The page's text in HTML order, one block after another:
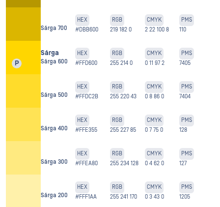
Sárga 700
HEX
#DBB600
RGB
219 182 0
CMYK
2 22 100 8
PMS
110
P
Sárga
Sárga 600
HEX
#FFD600
RGB
255 214 0
CMYK
0 11 97 2
PMS
7405
Sárga 500
HEX
#FFDC2B
RGB
255 220 43
CMYK
0 8 86 0
PMS
7404
Sárga 400
HEX
#FFE355
RGB
255 227 85
CMYK
0 7 75 0
PMS
128
Sárga 300
HEX
#FFEA80
RGB
255 234 128
CMYK
0 4 62 0
PMS
127
Sárga 200
HEX
#FFF1AA
RGB
255 241 170
CMYK
0 3 43 0
PMS
1205